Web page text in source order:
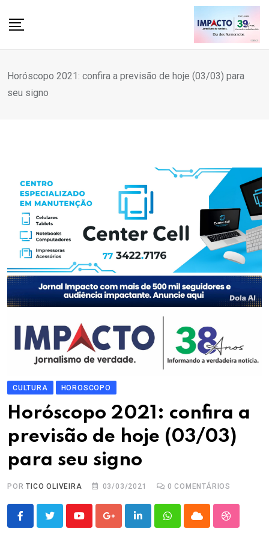
Horóscopo 2021: confira a previsão de hoje (03/03) para
seu signo
CULTURA HOROSCOPO
Horóscopo 2021: confira a
previsão de hoje (03/03)
para seu signo
PORTICO OLIVEIRA 03/03/2021 0 COMENTÁRIOS
YoutubeGoogle+LinkedInWhatsappCloud